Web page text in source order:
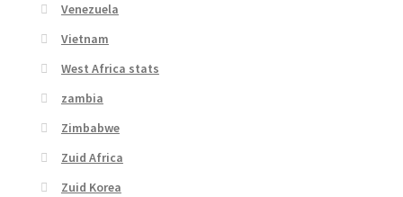
Venezuela
Vietnam
West Africa stats
zambia
Zimbabwe
Zuid Africa
Zuid Korea